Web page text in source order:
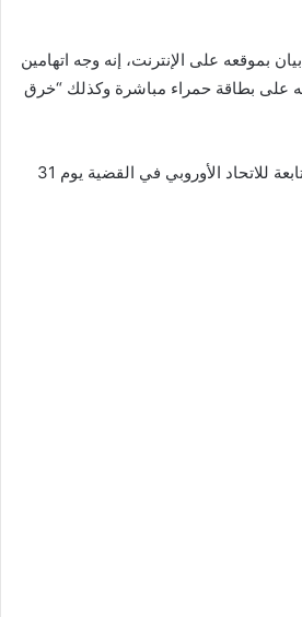
بموقعه على الإنترنت، إنه وجه اتهامين
على بطاقة حمراء مباشرة وكذلك “خرق
وستنظر لجنة الانضباط التابعة للاتحاد الأوروبي في القضية يوم 31